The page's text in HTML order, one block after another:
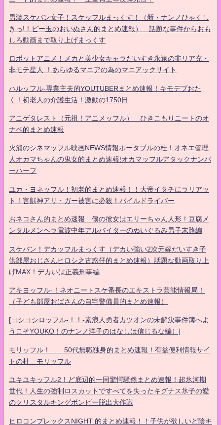
男装スケバン女子！スケッフルまっくす！（新・ナンノひゃくし
きっ!！ビー玉のおいぬさん的まとめ速報） 話題な事件からおも
しろ動画まで取り上げまっくす
ロボットアニメ！メカと美少女キャラだいすき永遠の非リア充・
非モテ星人 ！あらゆるマニアの為のマニアックサイト
ハルッフル-専業主夫的YOUTUBERまとめ速報！キモデブおた
く！初老人の介護生活！激動の1750日
アニゲタレスト（元祖！アニメッフル） ひきこもりニートのオ
ナベ的まとめ速報
火浦のシネマッフル映画NEWS情報ポータブルの杜！オネエ管理
人オカマちゃんの鬼女的まとめ速報!オカマッフルアタックナンバ
ーハーフ
ユカ・ヨネッフル！初老的まとめ速報！！大帝イタチにラリアッ
ト！害獣神アリ・ガー被害に必殺！パイルドライバー
おネコさん的まとめ速報 僕の彼女はエリーちゃん人形！豆腐メ
ンタルメンヘラ電波中年アルバイターのぬいぐるみ男子末路編
スケバン！デカッフルまっくす（デカい強い2次元嫁だいすき子
供部屋おじさんヒロシ之古惑仔的まとめ速報）話題な動画取り上
げMAX！デカいは正義刑事編
アキヨッフル-！ネオニートスケ番長のエキストラ芸能情報局！
（子ども部屋おばさんの自宅警備員的まとめ速報）
[ヨシヨシロッフル-！！-素浪人勇者カツオンの未解決事件簿へよ
うこそYOUKO！のナンノ洋子のはなしは信じるな編）]
モリッフル！ 50代無職独身的まとめ速報！有益便利情報サイ
トの杜 モリッフル
ユキユキッフル2！ど底辺的一同驚愕騒然まとめ速報！超氷河期
世代！人生の強制ロスカットですべてを失ったキグナス氷子の愛
のクリスタルキングボンビー脱出大作戦
ヒロコンプレックスNIGHT 的まとめ速報！！子供が欲しいど陰キ